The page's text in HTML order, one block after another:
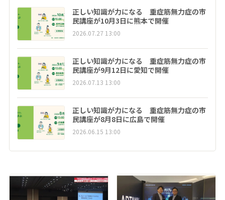
正しい知識が力になる 重症筋無力症の市
民講座が10月3日に熊本で開催
2026.07.27 13:00
正しい知識が力になる 重症筋無力症の市
民講座が9月12日に愛知で開催
2026.07.13 13:00
正しい知識が力になる 重症筋無力症の市
民講座が8月8日に広島で開催
2026.06.15 13:00